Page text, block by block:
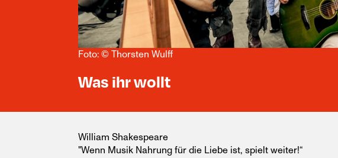
Foto: © Thorsten Wulff
Was ihr wollt
William Shakespeare
"Wenn Musik Nahrung für die Liebe ist, spielt weiter!“